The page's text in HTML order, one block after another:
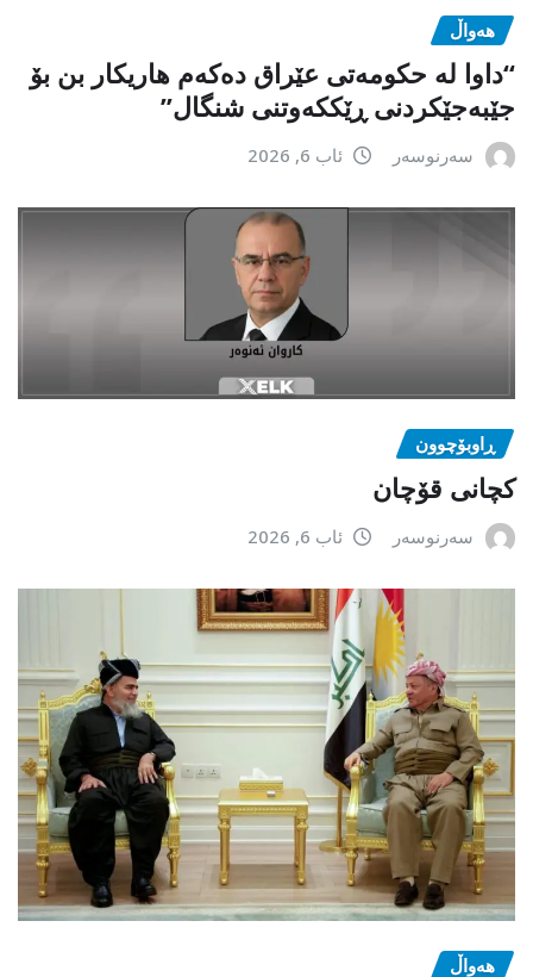
هەواڵ
“داوا لە حكومەتی عێراق دەكەم هاریكار بن بۆ
جێبەجێكردنی ڕێككەوتنی شنگال”
سەرنوسەر ئاب 6, 2026
ڕاوبۆچوون
کچانی قۆچان
سەرنوسەر ئاب 6, 2026
هەواڵ